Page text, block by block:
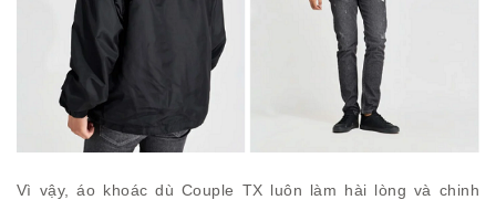
Vì vậy, áo khoác dù Couple TX luôn làm hài lòng và chinh